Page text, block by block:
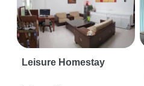
Leisure Homestay